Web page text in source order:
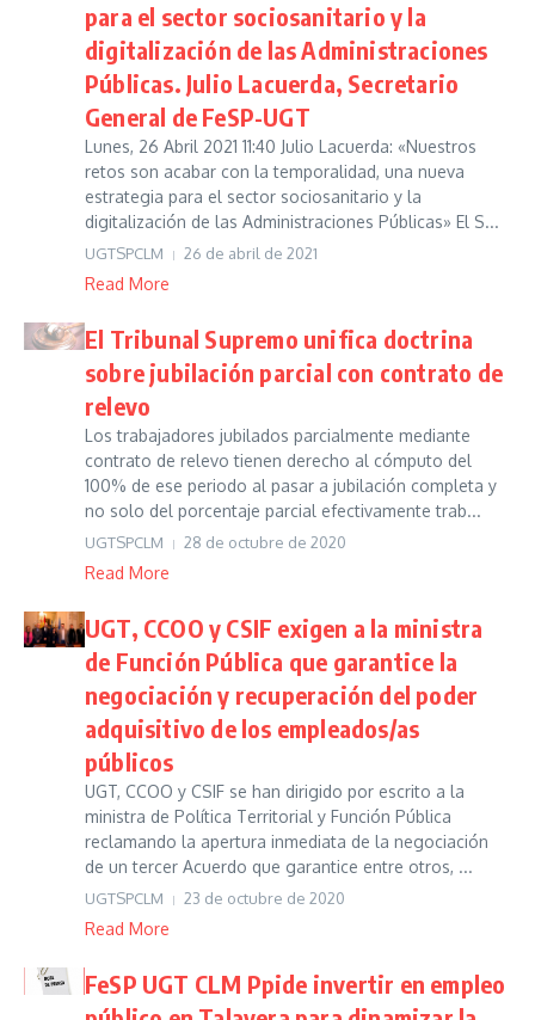
para el sector sociosanitario y la
digitalización de las Administraciones
Públicas. Julio Lacuerda, Secretario
General de FeSP-UGT
Lunes, 26 Abril 2021 11:40 Julio Lacuerda: «Nuestros
retos son acabar con la temporalidad, una nueva
estrategia para el sector sociosanitario y la
digitalización de las Administraciones Públicas» El S...
UGTSPCLM 26 de abril de 2021
Read More
El Tribunal Supremo unifica doctrina
sobre jubilación parcial con contrato de
relevo
Los trabajadores jubilados parcialmente mediante
contrato de relevo tienen derecho al cómputo del
100% de ese periodo al pasar a jubilación completa y
no solo del porcentaje parcial efectivamente trab...
UGTSPCLM 28 de octubre de 2020
Read More
UGT, CCOO y CSIF exigen a la ministra
de Función Pública que garantice la
negociación y recuperación del poder
adquisitivo de los empleados/as
públicos
UGT, CCOO y CSIF se han dirigido por escrito a la
ministra de Política Territorial y Función Pública
reclamando la apertura inmediata de la negociación
de un tercer Acuerdo que garantice entre otros, ...
UGTSPCLM 23 de octubre de 2020
Read More
FeSP UGT CLM Ppide invertir en empleo